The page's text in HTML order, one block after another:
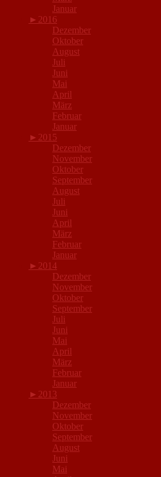
Januar
► 2016
Dezember
Oktober
August
Juli
Juni
Mai
April
März
Februar
Januar
► 2015
Dezember
November
Oktober
September
August
Juli
Juni
April
März
Februar
Januar
► 2014
Dezember
November
Oktober
September
Juli
Juni
Mai
April
März
Februar
Januar
► 2013
Dezember
November
Oktober
September
August
Juni
Mai